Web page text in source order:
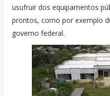
usufruir dos equipamentos
prontos, como por exemplo
governo federal.